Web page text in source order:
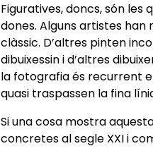
Figuratives, doncs, són
dones. Alguns artistes han
clàssic. D’altres pinten
dibuixessin i d’altres
la fotografia és recurrent
quasi traspassen la fina
Si una cosa mostra
concretes al segle XXI i